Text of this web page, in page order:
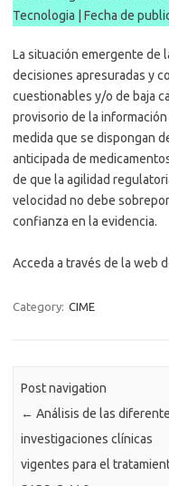
Tecnologia | Fecha de
La situación emergente de
decisiones apresuradas y
cuestionables y/o de baja
provisorio de la
medida que se dispongan
anticipada de
de que la agilidad
velocidad no debe
confianza en la evidencia.
Acceda a través de la web
Category: CIME
Post navigation
← Análisis de las
investigaciones clínicas
vigentes para el